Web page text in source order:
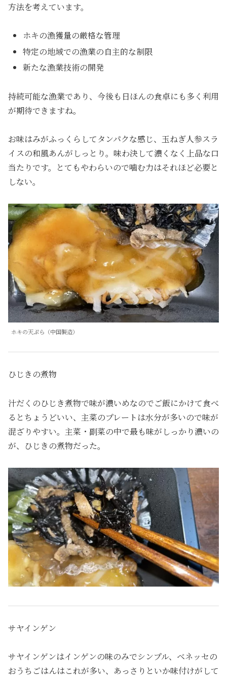
方法を考えています。
ホキの漁獲量の厳格な管理
特定の地域での漁業の自主的な制限
新たな漁業技術の開発
持続可能な漁業であり、今後も日ほんの食卓にも多く利用
が期待できますね。
お味はみがふっくらしてタンパクな感じ、玉ねぎ人参スラ
イスの和風あんがしっとり。味わ決して濃くなく上品な口
当たりです。とてもやわらいので噛む力はそれほど必要と
しない。
ホキの天ぷら（中国製造）
ひじきの煮物
汁だくのひじき煮物で味が濃いめなのでご飯にかけて食べ
るとちょうどいい、主菜のプレートは水分が多いので味が
混ざりやすい。主菜・副菜の中で最も味がしっかり濃いの
が、ひじきの煮物だった。
サヤインゲン
サヤインゲンはインゲンの味のみでシンプル、ベネッセの
おうちごはんはこれが多い、あっさりといか味付けがして